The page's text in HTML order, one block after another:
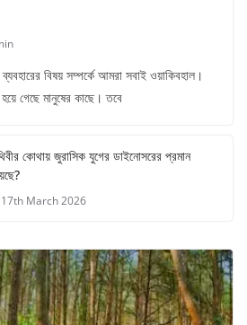
বিষয় সম্পর্কে আমরা সবাই ওয়াকিবহাল।
হয়ে গেছে মানুষের কাছে। তবে
কোথায় জুরাসিক যুগের ডাইনোসরের প্রমান
17th March 2026